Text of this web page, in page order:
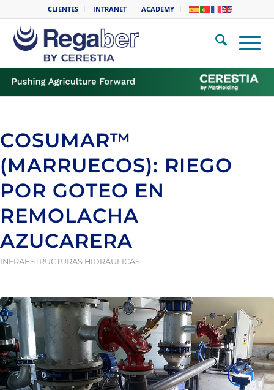
CLIENTES INTRANET ACADEMY
COSUMAR™
(MARRUECOS): RIEGO
POR GOTEO EN
REMOLACHA
AZUCARERA
INFRAESTRUCTURAS HIDRÁULICAS